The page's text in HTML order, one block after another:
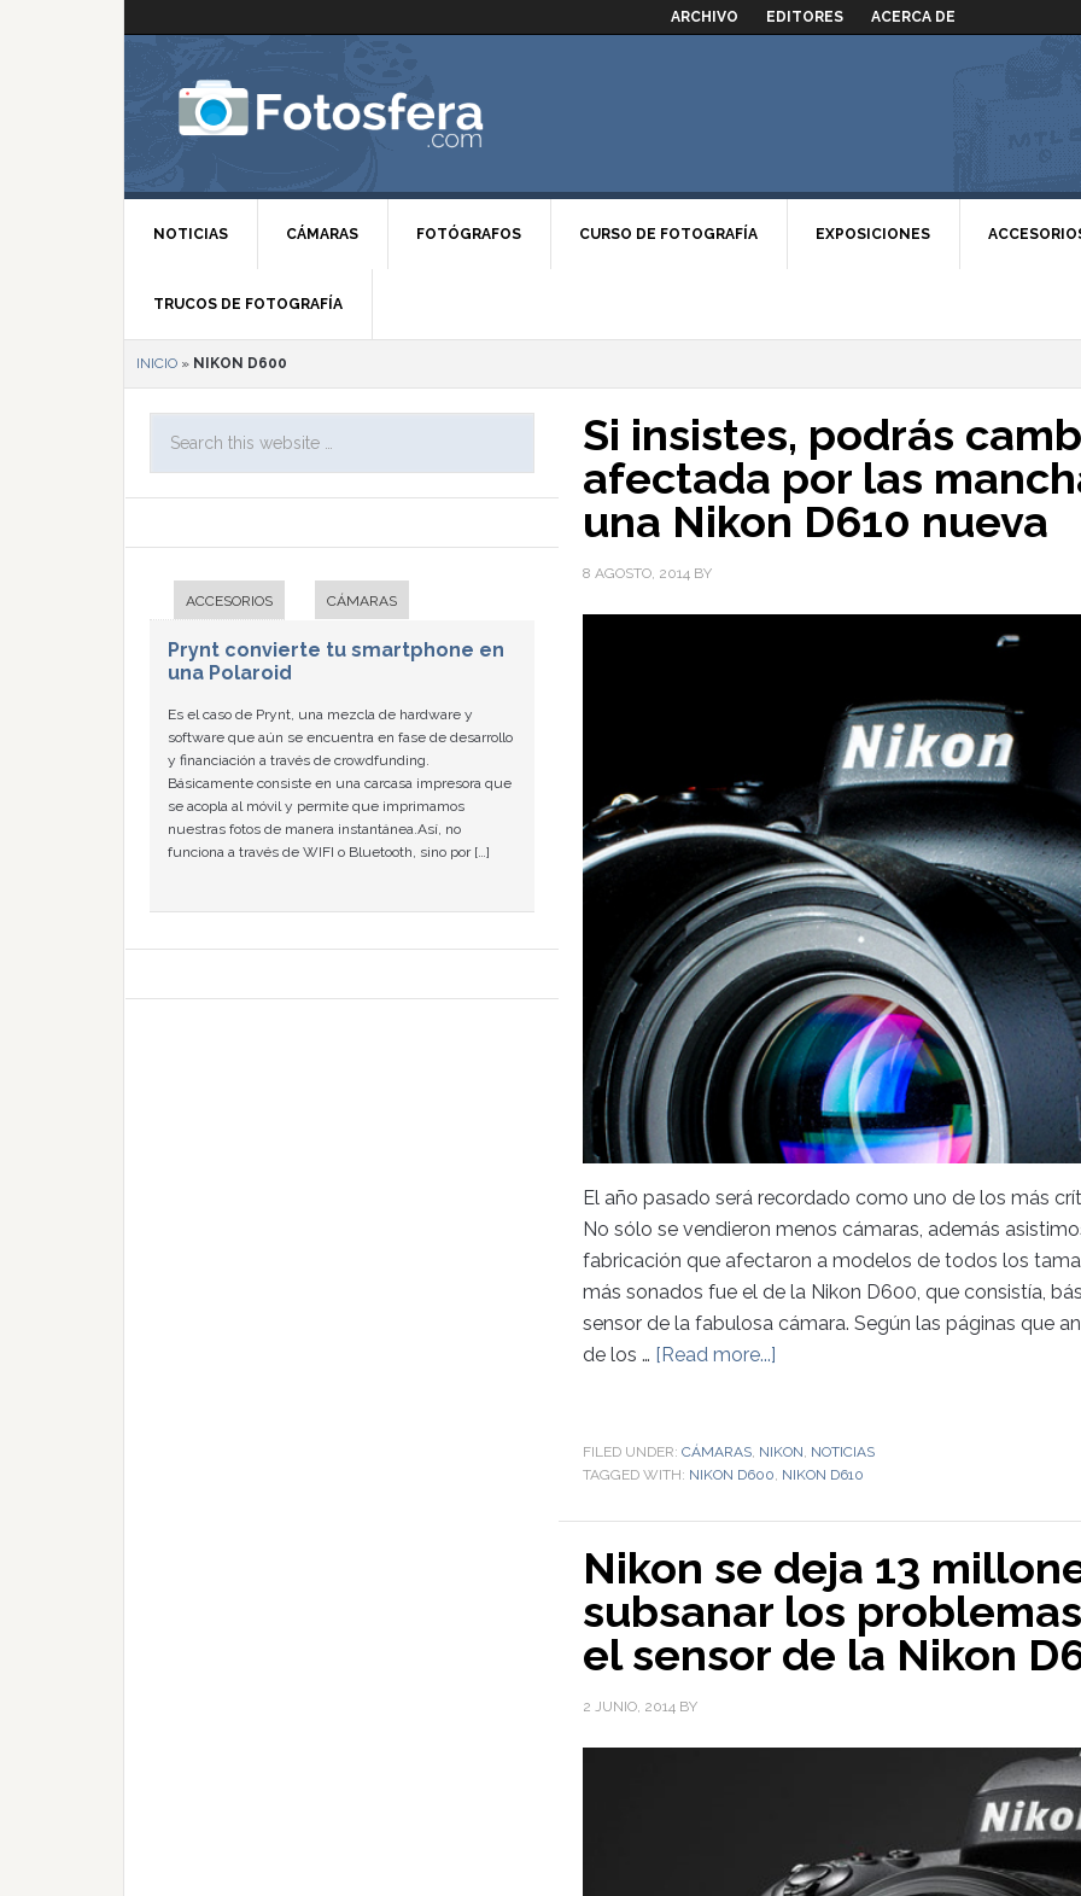
ARCHIVO EDITORES ACERCA DE
NOTICIAS CÁMARAS FOTÓGRAFOS CURSO DE FOTOGRAFÍA EXPOSICIONES
TRUCOS DE FOTOGRAFÍA
INICIO » NIKON D600
Si insistes, podrás
afectada por las
una Nikon D610 nueva
8 AGOSTO, 2014 BY
El año pasado será recordado como uno de los más
No sólo se vendieron menos cámaras, además
fabricación que afectaron a modelos de todos los
más sonados fue el de la Nikon D600, que consistía,
sensor de la fabulosa cámara. Según las páginas que
de los … [Read more...]
FILED UNDER: CÁMARAS NIKON NOTICIAS
TAGGED WITH: NIKON D600 NIKON D610
Nikon se deja 13
subsanar los
el sensor de la Nikon
2 JUNIO, 2014 BY
ACCESORIOS CÁMARAS
Prynt convierte tu smartphone en
una Polaroid
Es el caso de Prynt, una mezcla de hardware y
software que aún se encuentra en fase de desarrollo
y financiación a través de crowdfunding.
Básicamente consiste en una carcasa impresora que
se acopla al móvil y permite que imprimamos
nuestras fotos de manera instantánea.Así, no
funciona a través de WIFI o Bluetooth, sino por […]